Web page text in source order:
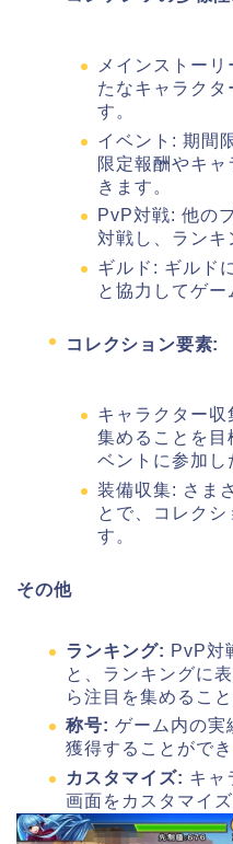
メインストー
たなキャラクタ
す。
イベント: 期間
限定報酬やキ
きます。
PvP対戦: 他の
対戦し、ランキ
ギルド: ギルド
と協力してゲー
コレクション要素:
キャラクター
集めることを目
ベントに参加し
装備収集: さま
とで、コレクシ
す。
その他
ランキング: PvP対
と、ランキングに
ら注目を集めるこ
称号: ゲーム内の実
獲得することができ
カスタマイズ: キャ
画面をカスタマイ